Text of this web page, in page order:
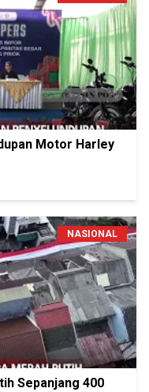
Motor Harley
NASIONAL
Sepanjang 400